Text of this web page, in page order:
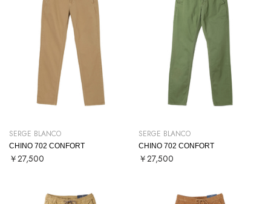
SERGE BLANCO
CHINO 702 CONFORT
￥27,500
SERGE BLANCO
CHINO 702 CONFORT
￥27,500